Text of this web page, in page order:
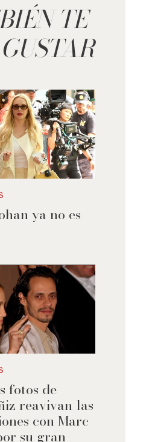
TE
ya no es
fotos de
reavivan las
con Marc
su gran